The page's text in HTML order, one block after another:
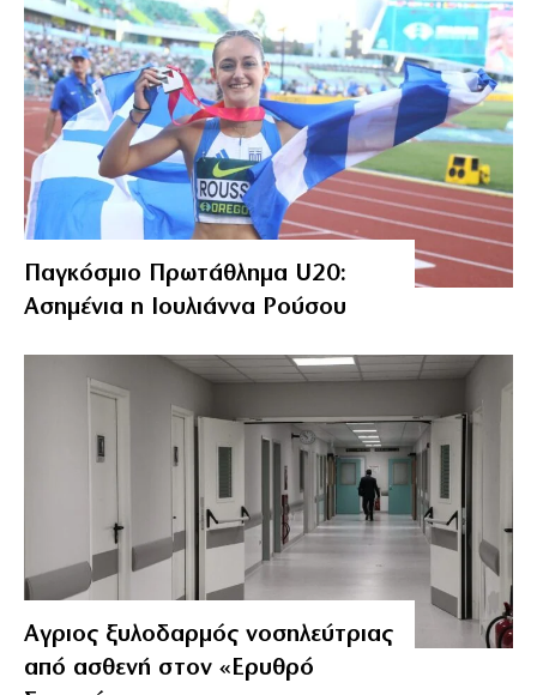
Παγκόσμιο Πρωτάθλημα U20:
Ασημένια η Ιουλιάννα Ρούσου
Αγριος ξυλοδαρμός νοσηλεύτριας
από ασθενή στον «Ερυθρό